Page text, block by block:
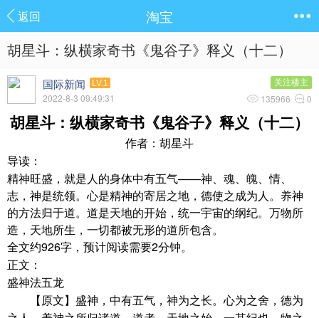
返回 淘宝
胡星斗：纵横家奇书《鬼谷子》释义（十二）
国际新闻 LV.1
2022-8-3 09:49:31
关注楼主
135966 0
胡星斗：纵横家奇书《鬼谷子》释义（十二）
作者：胡星斗
导读：
精神旺盛，就是人的身体中有五气——神、魂、魄、情、
志，神是统领。心是精神的寄居之地，德使之成为人。养神
的方法归于道。道是天地的开始，统一宇宙的纲纪。万物所
造，天地所生，一切都被无形的道所包含。
全文约926字，预计阅读需要2分钟。
正文：
盛神法五龙
【原文】盛神，中有五气，神为之长。心为之舍，德为